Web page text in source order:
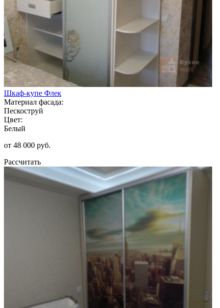
Шкаф-купе Флек
Материал фасада:
Пескоструй
Цвет:
Белый
от 48 000 руб.
Рассчитать